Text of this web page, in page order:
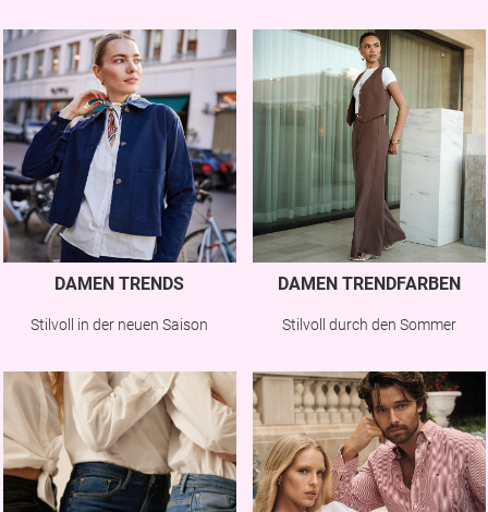
DAMEN TRENDS
Stilvoll in der neuen Saison
DAMEN TRENDFARBEN
Stilvoll durch den Sommer